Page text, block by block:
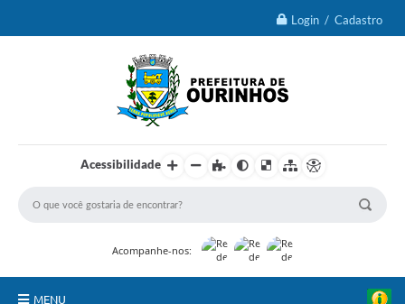
Login / Cadastro
Acessibilidade
Acompanhe-nos:
MENU